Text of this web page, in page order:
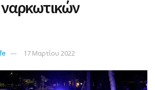
17 Μαρτίου 2022